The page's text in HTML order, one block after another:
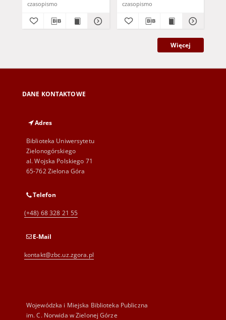
czasopismo
czasopismo
Więcej
DANE KONTAKTOWE
Adres
Biblioteka Uniwersytetu
Zielonogórskiego
al. Wojska Polskiego 71
65-762 Zielona Góra
Telefon
(+48) 68 328 21 55
E-Mail
kontakt@zbc.uz.zgora.pl
Wojewódzka i Miejska Biblioteka Publiczna
im. C. Norwida w Zielonej Górze